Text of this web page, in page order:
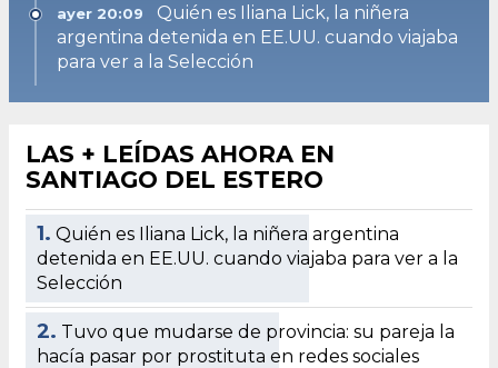
ayer 20:09
Quién es Iliana Lick, la niñera
argentina detenida en EE.UU. cuando viajaba
para ver a la Selección
LAS + LEÍDAS AHORA EN
SANTIAGO DEL ESTERO
1. Quién es Iliana Lick, la niñera argentina
detenida en EE.UU. cuando viajaba para ver a la
Selección
2. Tuvo que mudarse de provincia: su pareja la
hacía pasar por prostituta en redes sociales